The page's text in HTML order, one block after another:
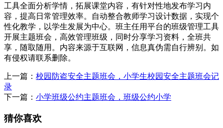
工具全面分析学情，拓展课堂内容，有针对性地发布学习内
容，提高日常管理效率。自动整合教师学习设计数据，实现个
性化教学，以学生发展为中心。班主任用平台的班级管理工具
开展主题班会，高效管理班级，同时分享学习资料，全班共
享，随取随用。内容来源于互联网，信息真伪需自行辨别。如
有侵权请联系删除。
上一篇： 校园防盗安全主题班会，小学生校园安全主题班会记
录
下一篇： 小学班级公约主题班会，班级公约小学
猜你喜欢